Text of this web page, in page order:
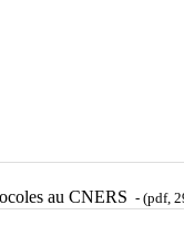
au CNERS - (pdf,